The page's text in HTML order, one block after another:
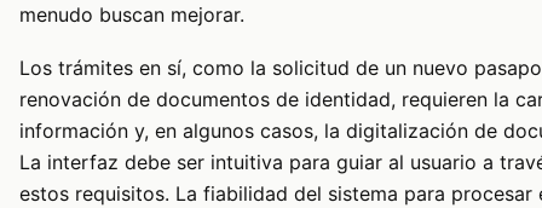
menudo buscan mejorar.
Los trámites en sí, como la solicitud de un nuevo
renovación de documentos de identidad, requieren la
información y, en algunos casos, la digitalización de
La interfaz debe ser intuitiva para guiar al usuario a
estos requisitos. La fiabilidad del sistema para procesar